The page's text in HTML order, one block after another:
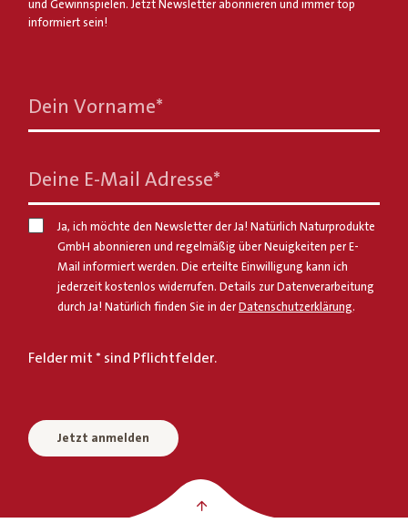
und Gewinnspielen. Jetzt Newsletter abonnieren und immer top
informiert sein!
Dein Vorname*
Deine E-Mail Adresse*
Ja, ich möchte den Newsletter der Ja! Natürlich Naturprodukte
GmbH abonnieren und regelmäßig über Neuigkeiten per E-
Mail informiert werden. Die erteilte Einwilligung kann ich
jederzeit kostenlos widerrufen. Details zur Datenverarbeitung
durch Ja! Natürlich finden Sie in derDatenschutzerklärung.
Felder mit * sind Pflichtfelder.
Jetzt anmelden